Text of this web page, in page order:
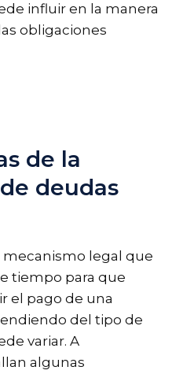
influir en la manera
obligaciones
de la
deudas
mecanismo legal que
tiempo para que
el pago de una
del tipo de
variar. A
algunas